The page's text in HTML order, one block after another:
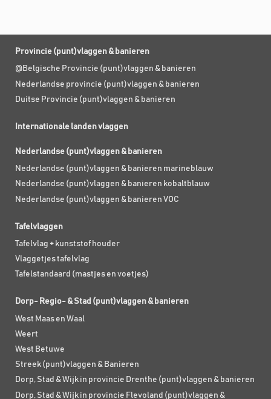
Provincie (punt)vlaggen & banieren
@Belgische Provincie (punt)vlaggen & banieren
Nederlandse provincie (punt)vlaggen & banieren
Duitse Provincie (punt)vlaggen & banieren
Internationale landen vlaggen
Nederlandse (punt)vlaggen & banieren
Nederlandse (punt)vlaggen & banieren marineblauw
Nederlandse (punt)vlaggen & banieren kobaltblauw
Nederlandse (punt)vlaggen & banieren VOC
Tafelvlaggen
Tafelvlag + kunststof houder
Vlaggetjes tafelvlag
Tafelstandaard (mastjes en voetjes)
Dorp- Regio- & Stad (punt)vlaggen & banieren
West Maas en Waal
Weert
West Betuwe
Streek (punt)vlaggen & Banieren
Dorp, Stad & Wijk in provincie Drenthe (punt)vlaggen & banieren
Dorp, Stad & Wijk in provincie Flevoland (punt)vlaggen &